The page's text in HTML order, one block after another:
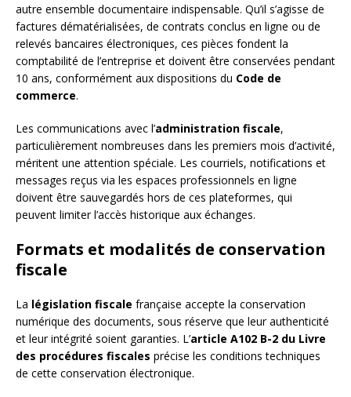
autre ensemble documentaire indispensable. Qu’il s’agisse de
factures dématérialisées, de contrats conclus en ligne ou de
relevés bancaires électroniques, ces pièces fondent la
comptabilité de l’entreprise et doivent être conservées pendant
10 ans, conformément aux dispositions du Code de
commerce.
Les communications avec l’administration fiscale,
particulièrement nombreuses dans les premiers mois d’activité,
méritent une attention spéciale. Les courriels, notifications et
messages reçus via les espaces professionnels en ligne
doivent être sauvegardés hors de ces plateformes, qui
peuvent limiter l’accès historique aux échanges.
Formats et modalités de conservation
fiscale
La législation fiscale française accepte la conservation
numérique des documents, sous réserve que leur authenticité
et leur intégrité soient garanties. L’article A102 B-2 du Livre
des procédures fiscales précise les conditions techniques
de cette conservation électronique.